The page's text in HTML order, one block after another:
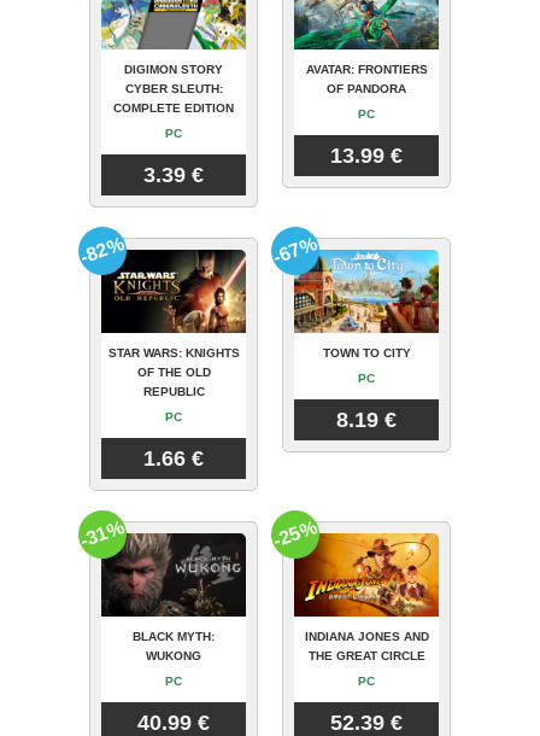
DIGIMON STORY
CYBER SLEUTH:
COMPLETE EDITION
PC
3.39 €
AVATAR: FRONTIERS
OF PANDORA
PC
13.99 €
STAR WARS: KNIGHTS
OF THE OLD
REPUBLIC
PC
1.66 €
-82%
TOWN TO CITY
PC
8.19 €
-67%
BLACK MYTH:
WUKONG
PC
40.99 €
-31%
INDIANA JONES AND
THE GREAT CIRCLE
PC
52.39 €
-25%